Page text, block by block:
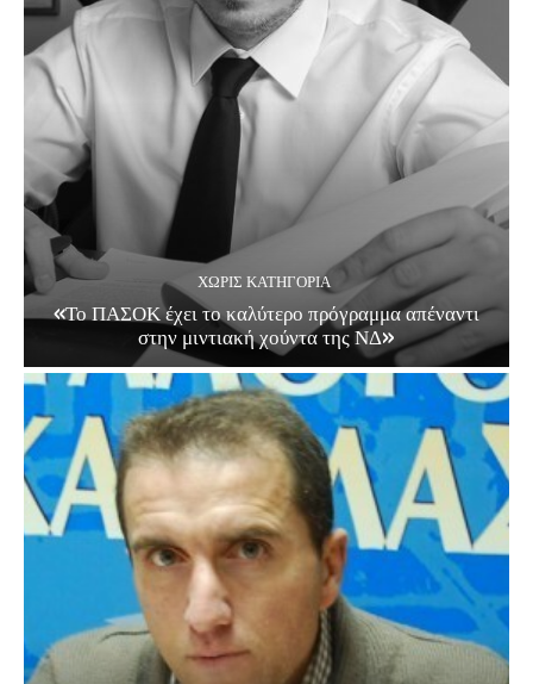
ΧΩΡΊΣ ΚΑΤΗΓΟΡΊΑ
«Το ΠΑΣΟΚ έχει το καλύτερο πρόγραμμα απέναντι
στην μιντιακή χούντα της ΝΔ»